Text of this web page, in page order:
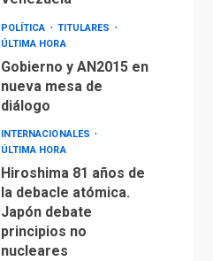
POLÍTICA
TITULARES
ÚLTIMA HORA
Gobierno y AN2015 en
nueva mesa de
diálogo
INTERNACIONALES
ÚLTIMA HORA
Hiroshima 81 años de
la debacle atómica.
Japón debate
principios no
nucleares